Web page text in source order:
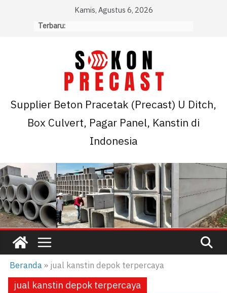
Kamis, Agustus 6, 2026
Terbaru:
Supplier Beton Pracetak (Precast) U Ditch,
Box Culvert, Pagar Panel, Kanstin di
Indonesia
Beranda» jual kanstin depok terpercaya
jual kanstin depok terpercaya